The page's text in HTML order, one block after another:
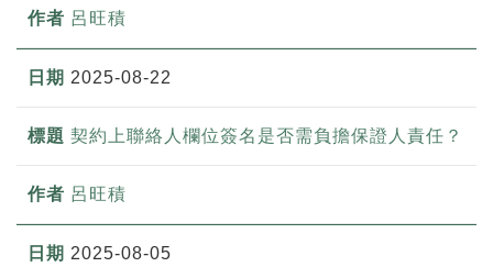
呂旺積
2025-08-22
契約上聯絡人欄位簽名是否需負擔保證人責任？
呂旺積
2025-08-05